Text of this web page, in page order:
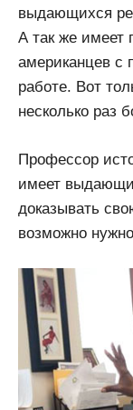
выдающихся
А так же имеет
американцев с
работе. Вот
несколько раз
Профессор
имеет
доказывать
возможно